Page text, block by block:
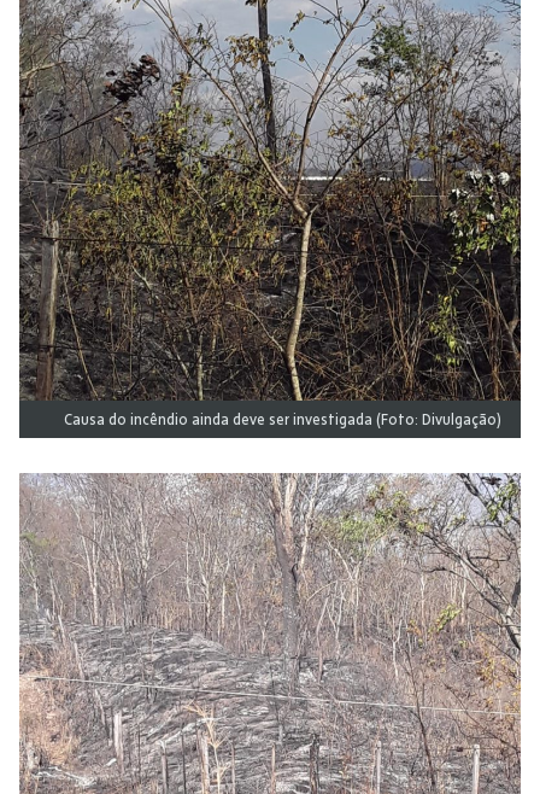
Causa do incêndio ainda deve ser investigada (Foto: Divulgação)